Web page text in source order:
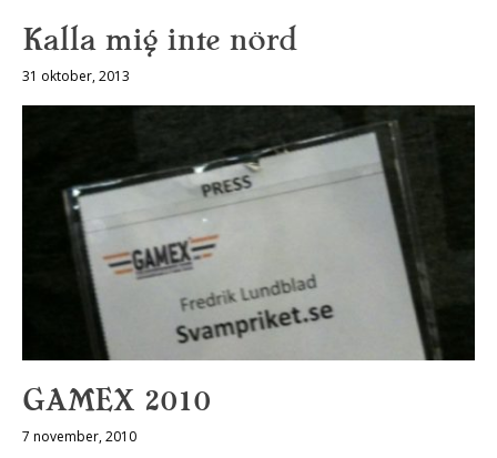
Kalla mig inte nörd
31 oktober, 2013
GAMEX 2010
7 november, 2010